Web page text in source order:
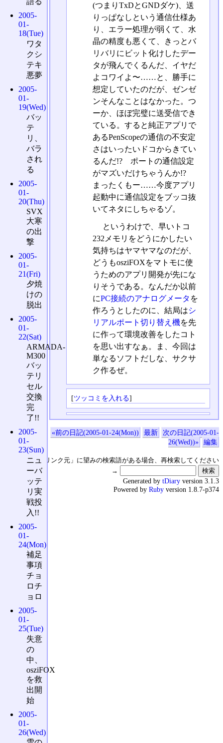
(つまりTxDとGNDダケ)、送
りっぱなしという通信仕様あ
り、エラー処理が弱くて、水
晶の精度も悪くて、きっとバ
リバリにビット化けしたデー
タが飛んでくるんだ、イヤだ
よコワイよ〜……と、勝手に
想定していたのだが、ゼンゼ
ンそんなことはなかった。つ
ーか、ほぼ完璧に送受信でき
ている。すると純正アプリで
あるPenScopeの通信の不安定
さはいったいドコからきてい
るんだ!? ポートの通信設定
がマズいだけちゃうんか!?
まったくもー……今度アプリ
起動中に通信設定をブッコ抜
いてネタにしちゃるゾ。
というわけで、早いトコ
232メモリをどうにかしたい
気持ちはヤマヤマなのだが、
どうもosziFOXをマトモに使
うためのアプリ開発が先にな
りそうである。なんだか以前
にPC接続のアナログメータ を
作ろうとしたのに、結局はシ
リアルポート切り替え機を先
に作って環境改善をしたコト
を思い出すなぁ。ま、今回は
単なるソフトだしな、サクサ
ク作るぜ。
[ツッコミを入れる]
«前の日記(2005-01-24(Mon)) 最新
次の日記(2005-01-
26(Wed))»
編集
↑の「本日のリンク元」に望みの検索語がある場合、再検索してください
→
2005-
01-
18(Tue)
ワタ
クシ
テキ
悪夢
2005-
01-
19(Wed)
バッ
テ
リ、
バラ
され
る
2005-
01-
20(Thu)
SVX
大寒
の出
撃
2005-
01-
21(Fri)
夕焼
けの
脱出
2005-
01-
22(Sat)
ARMADA-
M300
バッ
テリ
セル
交換
完
了!!
2005-
01-
23(Sun)
ニュ
ーバ
ッテ
リ実
戦投
入!!
2005-
01-
24(Mon)
補足
事項
チョ
ロチ
ョロ
2005-
01-
25(Tue)
失意
の
中、
osziFOX
を救
出開
始
2005-
01-
26(Wed)
Generated by tDiary version 3.1.3
Powered by Ruby version 1.8.7-p374